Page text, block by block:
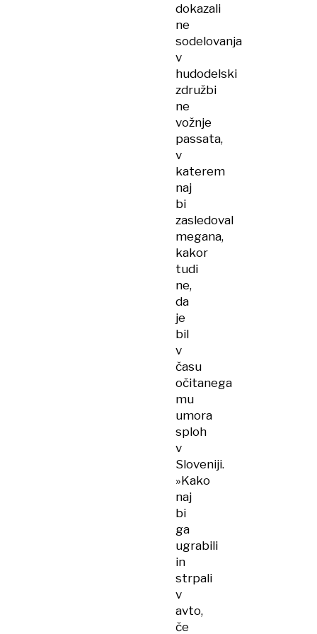
dokazali
ne
sodelovanja
v
hudodelski
združbi
ne
vožnje
passata,
v
katerem
naj
bi
zasledoval
megana,
kakor
tudi
ne,
da
je
bil
v
času
očitanega
mu
umora
sploh
v
Sloveniji.
»Kako
naj
bi
ga
ugrabili
in
strpali
v
avto,
če